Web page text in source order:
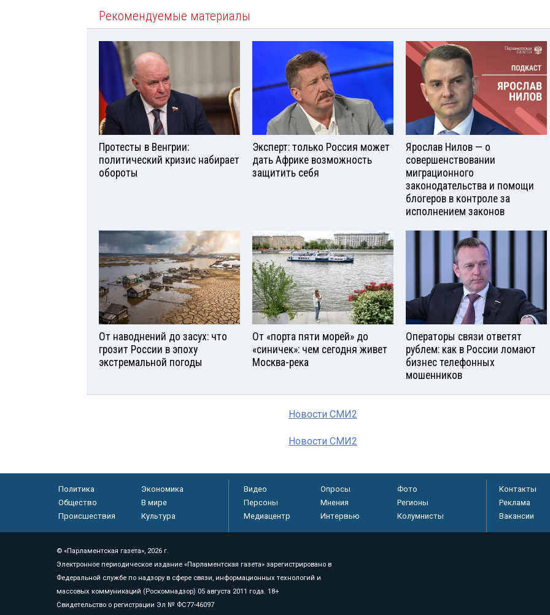
Рекомендуемые материалы
Протесты в Венгрии:
политический кризис набирает
обороты
Эксперт: только Россия может
дать Африке возможность
защитить себя
Ярослав Нилов — о
совершенствовании
миграционного
законодательства и помощи
блогеров в контроле за
исполнением законов
От наводнений до засух: что
грозит России в эпоху
экстремальной погоды
От «порта пяти морей» до
«синичек»: чем сегодня живет
Москва-река
Операторы связи ответят
рублем: как в России ломают
бизнес телефонных
мошенников
Новости СМИ2
Новости СМИ2
Политика
Экономика
Общество
В мире
Происшествия
Культура
Видео Опросы
Фото
Персоны
Мнения
Регионы
Медиацентр
Интервью Колумнисты
Контакты
Реклама
Вакансии
© «Парламентская газета», 2026 г.
Электронное периодическое издание «Парламентская газета» зарегистрировано в
Федеральной службе по надзору в сфере связи, информационных технологий и
массовых коммуникаций (Роскомнадзор) 05 августа 2011 года. 18+
Свидетельство о регистрации Эл № ФС77-46097